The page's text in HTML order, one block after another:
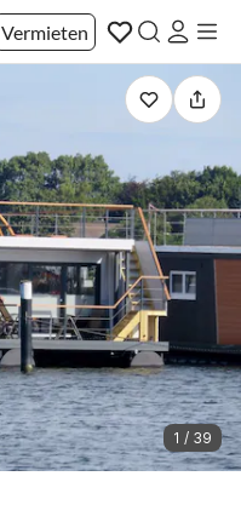
Vermieten
1 / 39